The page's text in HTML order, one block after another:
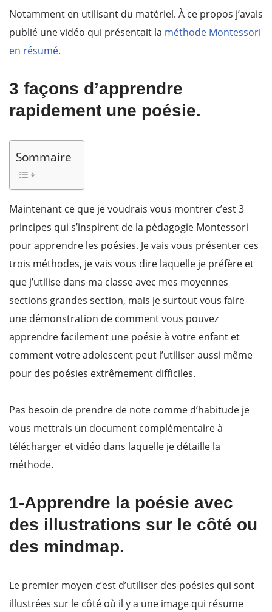
Notamment en utilisant du matériel. À ce propos j’avais
publié une vidéo qui présentait la méthode Montessori
en résumé.
3 façons d’apprendre
rapidement une poésie.
Sommaire
Maintenant ce que je voudrais vous montrer c’est 3
principes qui s’inspirent de la pédagogie Montessori
pour apprendre les poésies. Je vais vous présenter ces
trois méthodes, je vais vous dire laquelle je préfère et
que j’utilise dans ma classe avec mes moyennes
sections grandes section, mais je surtout vous faire
une démonstration de comment vous pouvez
apprendre facilement une poésie à votre enfant et
comment votre adolescent peut l’utiliser aussi même
pour des poésies extrêmement difficiles.
Pas besoin de prendre de note comme d’habitude je
vous mettrais un document complémentaire à
télécharger et vidéo dans laquelle je détaille la
méthode.
1-Apprendre la poésie avec
des illustrations sur le côté ou
des mindmap.
Le premier moyen c’est d’utiliser des poésies qui sont
illustrées sur le côté où il y a une image qui résume